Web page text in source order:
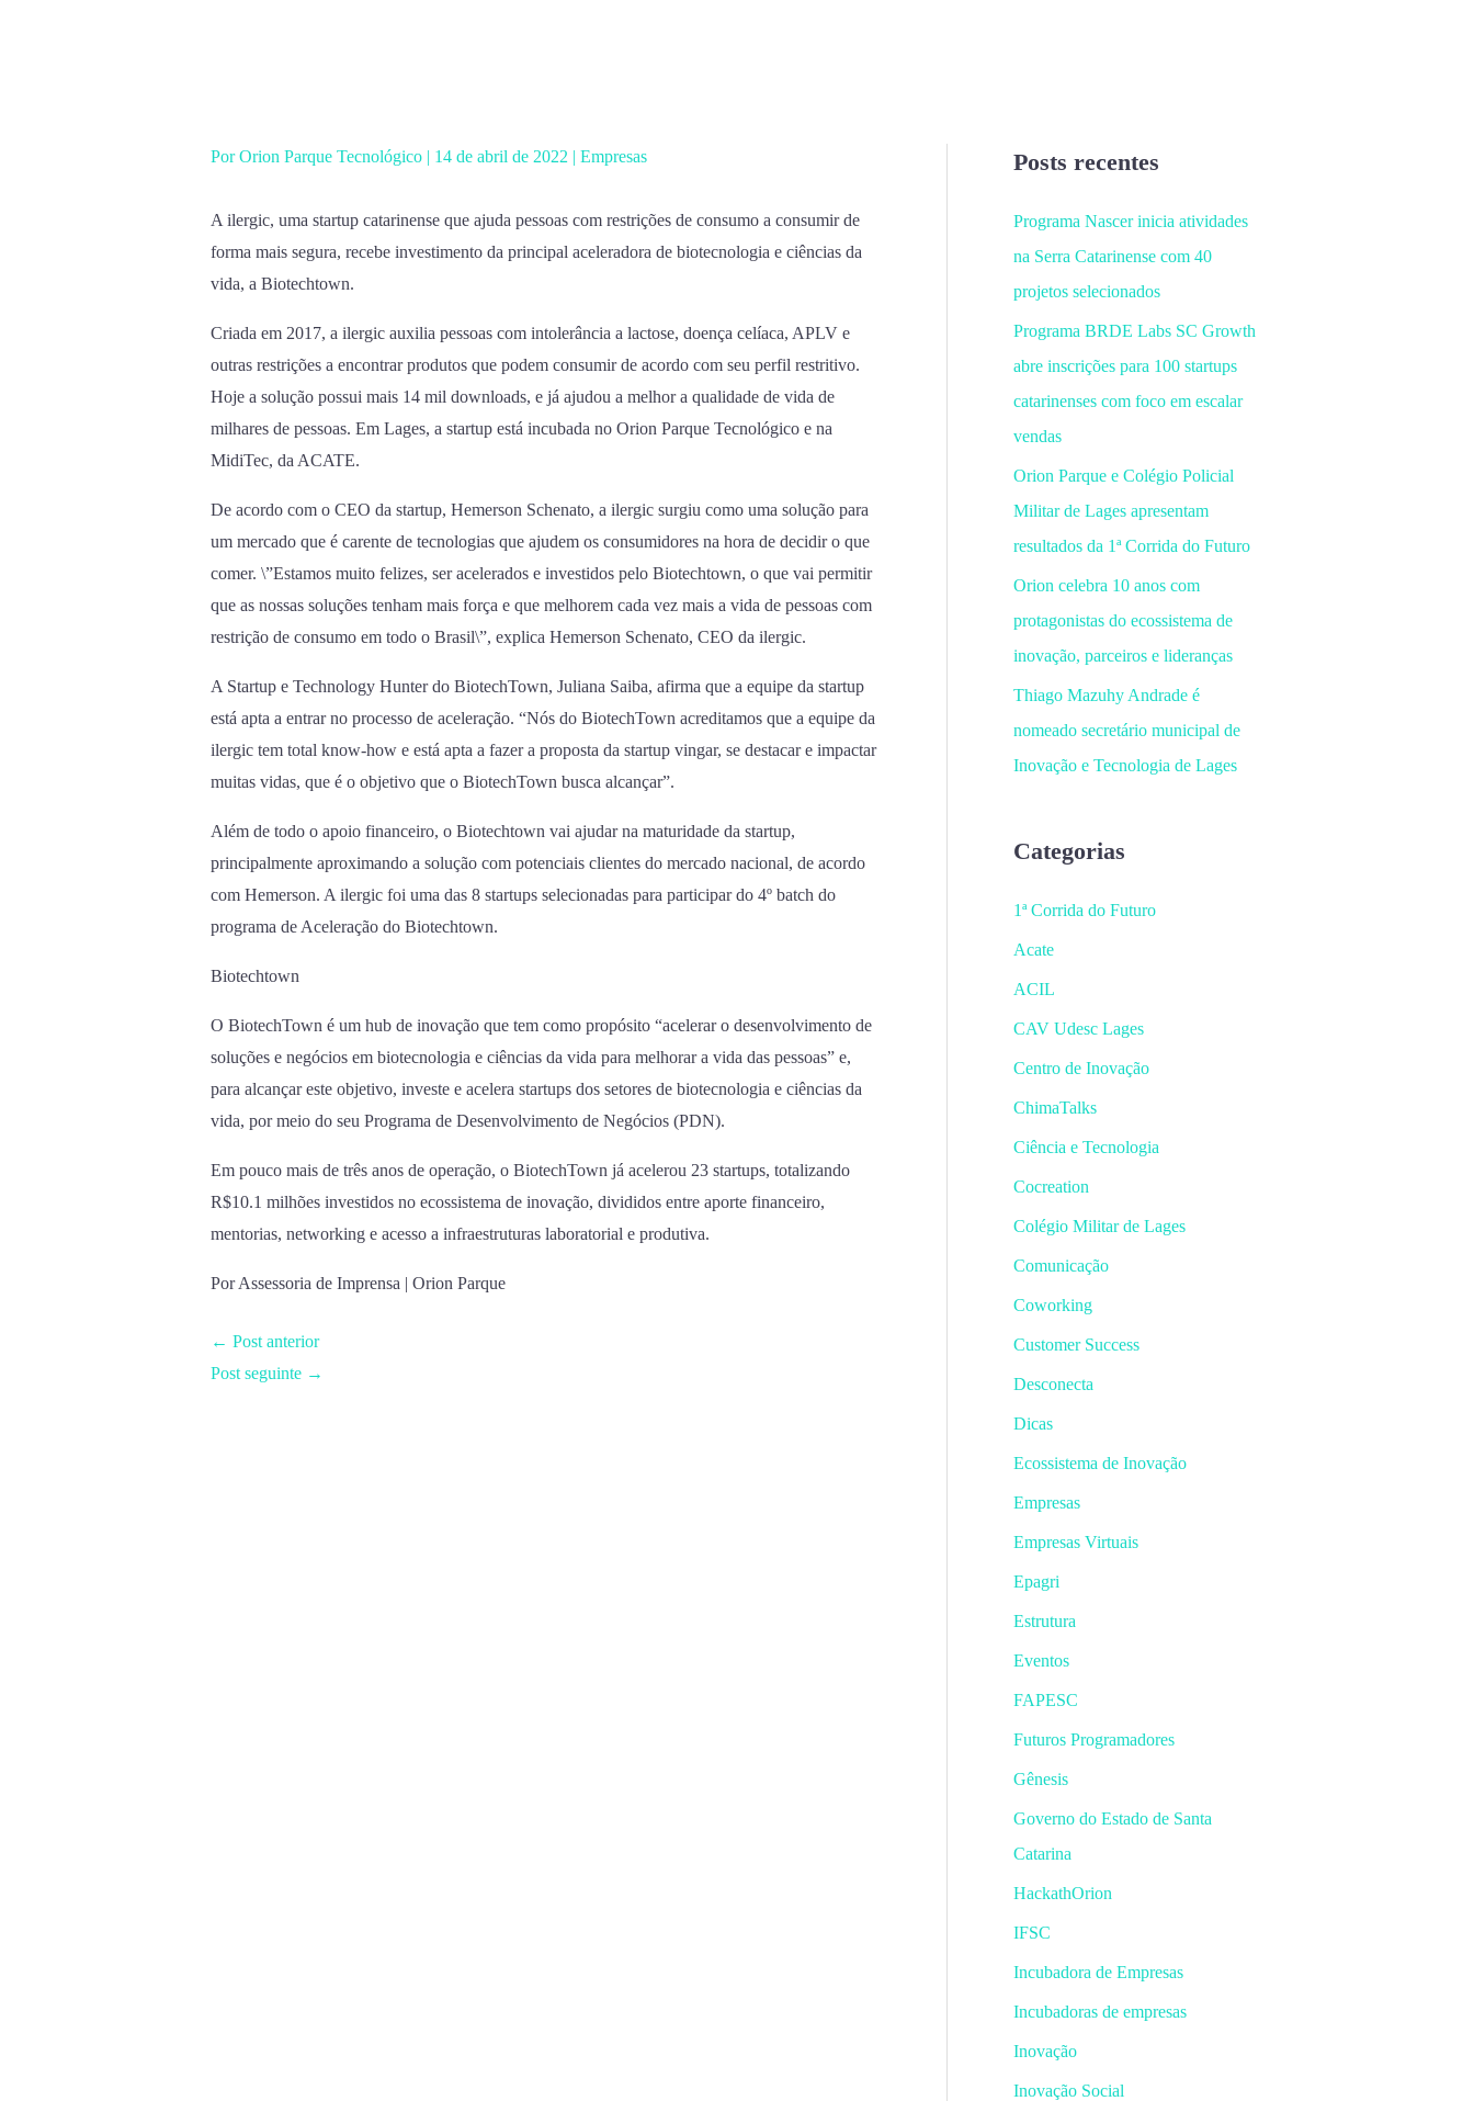
PorOrion Parque Tecnológico | 14 de abril de 2022 | Empresas
A ilergic, uma startup catarinense que ajuda pessoas com restrições de consumo a consumir de
forma mais segura, recebe investimento da principal aceleradora de biotecnologia e ciências da
vida, a Biotechtown.
Criada em 2017, a ilergic auxilia pessoas com intolerância a lactose, doença celíaca, APLV e
outras restrições a encontrar produtos que podem consumir de acordo com seu perfil restritivo.
Hoje a solução possui mais 14 mil downloads, e já ajudou a melhor a qualidade de vida de
milhares de pessoas. Em Lages, a startup está incubada no Orion Parque Tecnológico e na
MidiTec, da ACATE.
De acordo com o CEO da startup, Hemerson Schenato, a ilergic surgiu como uma solução para
um mercado que é carente de tecnologias que ajudem os consumidores na hora de decidir o que
comer. \”Estamos muito felizes, ser acelerados e investidos pelo Biotechtown, o que vai permitir
que as nossas soluções tenham mais força e que melhorem cada vez mais a vida de pessoas com
restrição de consumo em todo o Brasil\”, explica Hemerson Schenato, CEO da ilergic.
A Startup e Technology Hunter do BiotechTown, Juliana Saiba, afirma que a equipe da startup
está apta a entrar no processo de aceleração. “Nós do BiotechTown acreditamos que a equipe da
ilergic tem total know-how e está apta a fazer a proposta da startup vingar, se destacar e impactar
muitas vidas, que é o objetivo que o BiotechTown busca alcançar”.
Além de todo o apoio financeiro, o Biotechtown vai ajudar na maturidade da startup,
principalmente aproximando a solução com potenciais clientes do mercado nacional, de acordo
com Hemerson. A ilergic foi uma das 8 startups selecionadas para participar do 4º batch do
programa de Aceleração do Biotechtown.
Biotechtown
O BiotechTown é um hub de inovação que tem como propósito “acelerar o desenvolvimento de
soluções e negócios em biotecnologia e ciências da vida para melhorar a vida das pessoas” e,
para alcançar este objetivo, investe e acelera startups dos setores de biotecnologia e ciências da
vida, por meio do seu Programa de Desenvolvimento de Negócios (PDN).
Em pouco mais de três anos de operação, o BiotechTown já acelerou 23 startups, totalizando
R$10.1 milhões investidos no ecossistema de inovação, divididos entre aporte financeiro,
mentorias, networking e acesso a infraestruturas laboratorial e produtiva.
Por Assessoria de Imprensa | Orion Parque
← Post anterior
Post seguinte →
Posts recentes
Programa Nascer inicia atividades
na Serra Catarinense com 40
projetos selecionados
Programa BRDE Labs SC Growth
abre inscrições para 100 startups
catarinenses com foco em escalar
vendas
Orion Parque e Colégio Policial
Militar de Lages apresentam
resultados da 1ª Corrida do Futuro
Orion celebra 10 anos com
protagonistas do ecossistema de
inovação, parceiros e lideranças
Thiago Mazuhy Andrade é
nomeado secretário municipal de
Inovação e Tecnologia de Lages
Categorias
1ª Corrida do Futuro
Acate
ACIL
CAV Udesc Lages
Centro de Inovação
ChimaTalks
Ciência e Tecnologia
Cocreation
Colégio Militar de Lages
Comunicação
Coworking
Customer Success
Desconecta
Dicas
Ecossistema de Inovação
Empresas
Empresas Virtuais
Epagri
Estrutura
Eventos
FAPESC
Futuros Programadores
Gênesis
Governo do Estado de Santa
Catarina
HackathOrion
IFSC
Incubadora de Empresas
Incubadoras de empresas
Inovação
Inovação Social